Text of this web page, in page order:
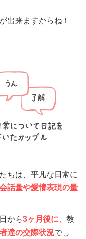
出来ますからね！
ちは、平凡な日常に
会話量や愛情表現の量
から3ヶ月後に、 教
達の交際状況でし